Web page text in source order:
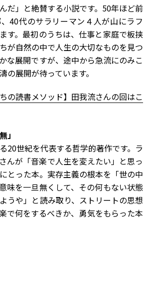
だ」と絶賛する小説です。50年ほど前
40代のサラリーマン４人が山にラフ
す。最初のうちは、仕事と家庭で板挟
が自然の中で人生の大切なものを見つ
な展開ですが、途中から急流にのみこ
の展開が待っています。
の読書メソッド】田我流さんの回はこ
」
20世紀を代表する哲学的著作です。ラ
んが「音楽で人生を変えたい」と思っ
とった本。実存主義の根本を「世の中
味を一旦無くして、その何もない状態
うや」と読み取り、ストリートの思想
で何をするべきか、勇気をもらった本